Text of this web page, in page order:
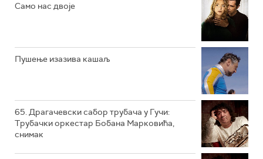
Само нас двоје
Пушење изазива кашаљ
65. Драгачевски сабор трубача у Гучи:
Трубачки оркестар Бобана Марковића,
снимак